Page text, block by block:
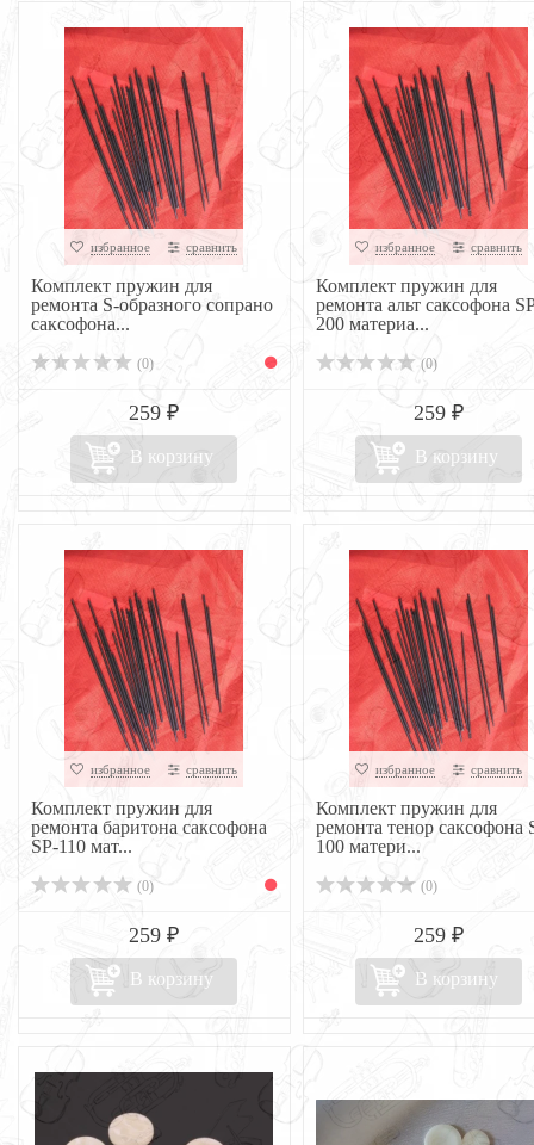
избранное сравнить
Комплект пружин для
ремонта S-образного сопрано
саксофона...
(0)
259 ₽
В корзину
избранное сравнить
Комплект пружин для
ремонта альт саксофона
200 материа...
(0)
259 ₽
В корзину
избранное сравнить
Комплект пружин для
ремонта баритона саксофона
SP-110 мат...
(0)
259 ₽
В корзину
избранное сравнить
Комплект пружин для
ремонта тенор саксофона
100 матери...
(0)
259 ₽
В корзину